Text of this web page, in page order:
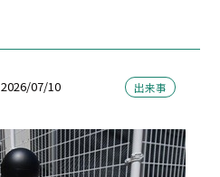
2026/07/10 出来事